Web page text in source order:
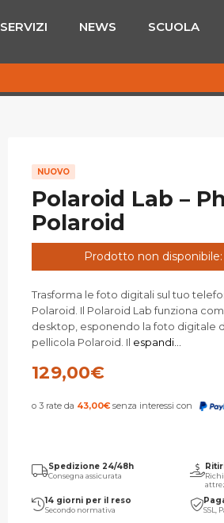
SERVIZI NEWS SCUOLA
NUOVO
Polaroid Lab –
Polaroid
Prodotto non
Trasforma le foto digitali sul tuo
Polaroid. Il Polaroid Lab funziona
desktop, esponendo la foto digitale
pellicola Polaroid. Il espandi...
129,00€
o 3 rate da 43,00€ senza interessi con
Spedizione 24/48h
Consegna assicurata
14 giorni per il reso
Secondo normativa SSL,